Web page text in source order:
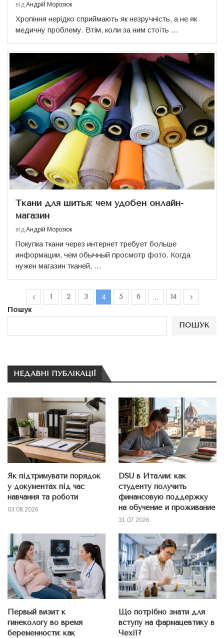
від Андрій Морозюк
Хропіння нерідко сприймають як незручність, а не як
медичну проблему. Втім, коли за ним стоїть …
Ткани для шитья: чем удобен онлайн-
магазин
від Андрій Морозюк
Покупка ткани через интернет требует больше
информации, чем обычный просмотр фото. Когда
нужен магазин тканей, …
1 2 3 4 5 6 …
14
Пошук
ПОШУК
НЕДАВНІ ПУБЛІКАЦІЇ
Як підтримувати порядок
у документах під час
навчання та роботи
03.08.2026
DSU в Италии: как
студенту получить
финансовую поддержку
на обучение и проживание
31.07.2026
Первый визит к
гинекологу во время
беременности: как
Що потрібно знати для
вступу на фармацевтику в
Чехії?